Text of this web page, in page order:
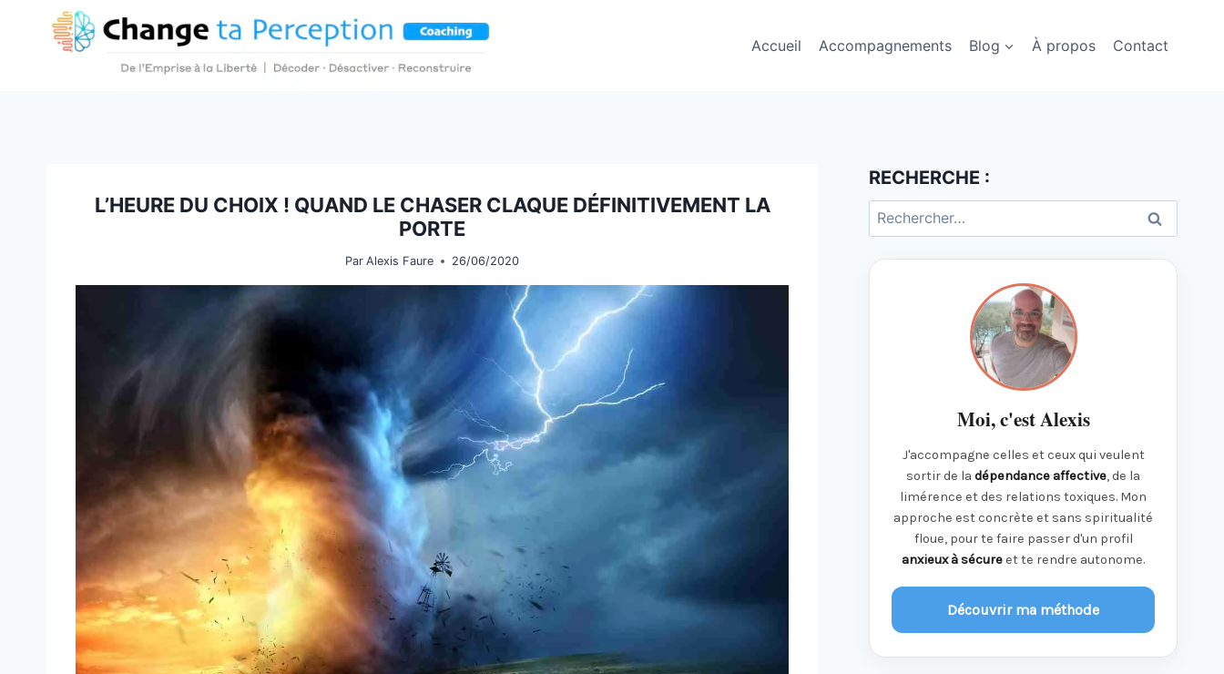
Accueil Accompagnements Blog À propos Contact
L’HEURE DU CHOIX ! QUAND LE CHASER CLAQUE DÉFINITIVEMENT LA
PORTE
Par Alexis Faure 26/06/2020
RECHERCHE :
Rechercher :
Moi, c'est Alexis
J'accompagne celles et ceux qui veulent
sortir de ladépendance affective, de la
limérence et des relations toxiques. Mon
approche est concrète et sans spiritualité
floue, pour te faire passer d'un profil
anxieux à sécureet te rendre autonome.
Découvrir ma méthode